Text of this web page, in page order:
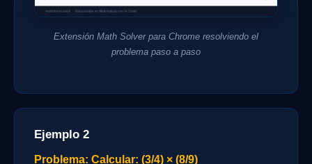
Extensión Math Solver para Chrome resolviendo el
problema paso a paso
Ejemplo 2
Problema: Calcular: (3/4) × (8/9)